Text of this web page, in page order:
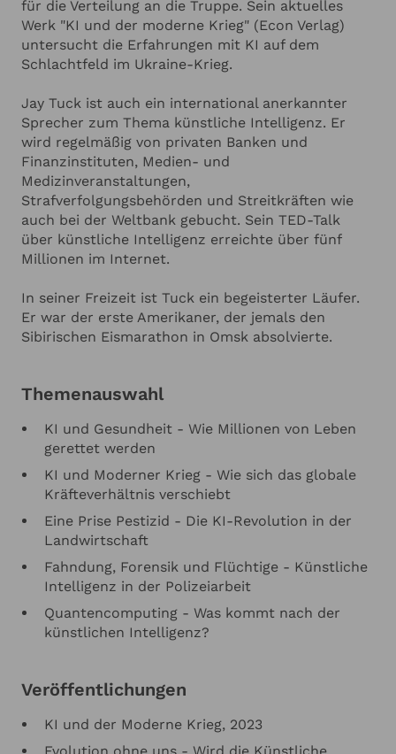
für die Verteilung an die Truppe. Sein aktuelles
Werk "KI und der moderne Krieg" (Econ Verlag)
untersucht die Erfahrungen mit KI auf dem
Schlachtfeld im Ukraine-Krieg.
Jay Tuck ist auch ein international anerkannter
Sprecher zum Thema künstliche Intelligenz. Er
wird regelmäßig von privaten Banken und
Finanzinstituten, Medien- und
Medizinveranstaltungen,
Strafverfolgungsbehörden und Streitkräften wie
auch bei der Weltbank gebucht. Sein TED-Talk
über künstliche Intelligenz erreichte über fünf
Millionen im Internet.
In seiner Freizeit ist Tuck ein begeisterter Läufer.
Er war der erste Amerikaner, der jemals den
Sibirischen Eismarathon in Omsk absolvierte.
Themenauswahl
KI und Gesundheit - Wie Millionen von Leben
gerettet werden
KI und Moderner Krieg - Wie sich das globale
Kräfteverhältnis verschiebt
Eine Prise Pestizid - Die KI-Revolution in der
Landwirtschaft
Fahndung, Forensik und Flüchtige - Künstliche
Intelligenz in der Polizeiarbeit
Quantencomputing - Was kommt nach der
künstlichen Intelligenz?
Veröffentlichungen
KI und der Moderne Krieg, 2023